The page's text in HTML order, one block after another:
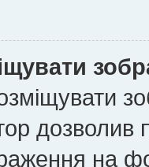
на